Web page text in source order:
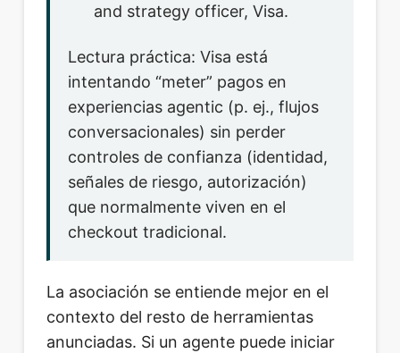
and strategy officer, Visa.
Lectura práctica: Visa está
intentando “meter” pagos en
experiencias agentic (p. ej., flujos
conversacionales) sin perder
controles de confianza (identidad,
señales de riesgo, autorización)
que normalmente viven en el
checkout tradicional.
La asociación se entiende mejor en el
contexto del resto de herramientas
anunciadas. Si un agente puede iniciar